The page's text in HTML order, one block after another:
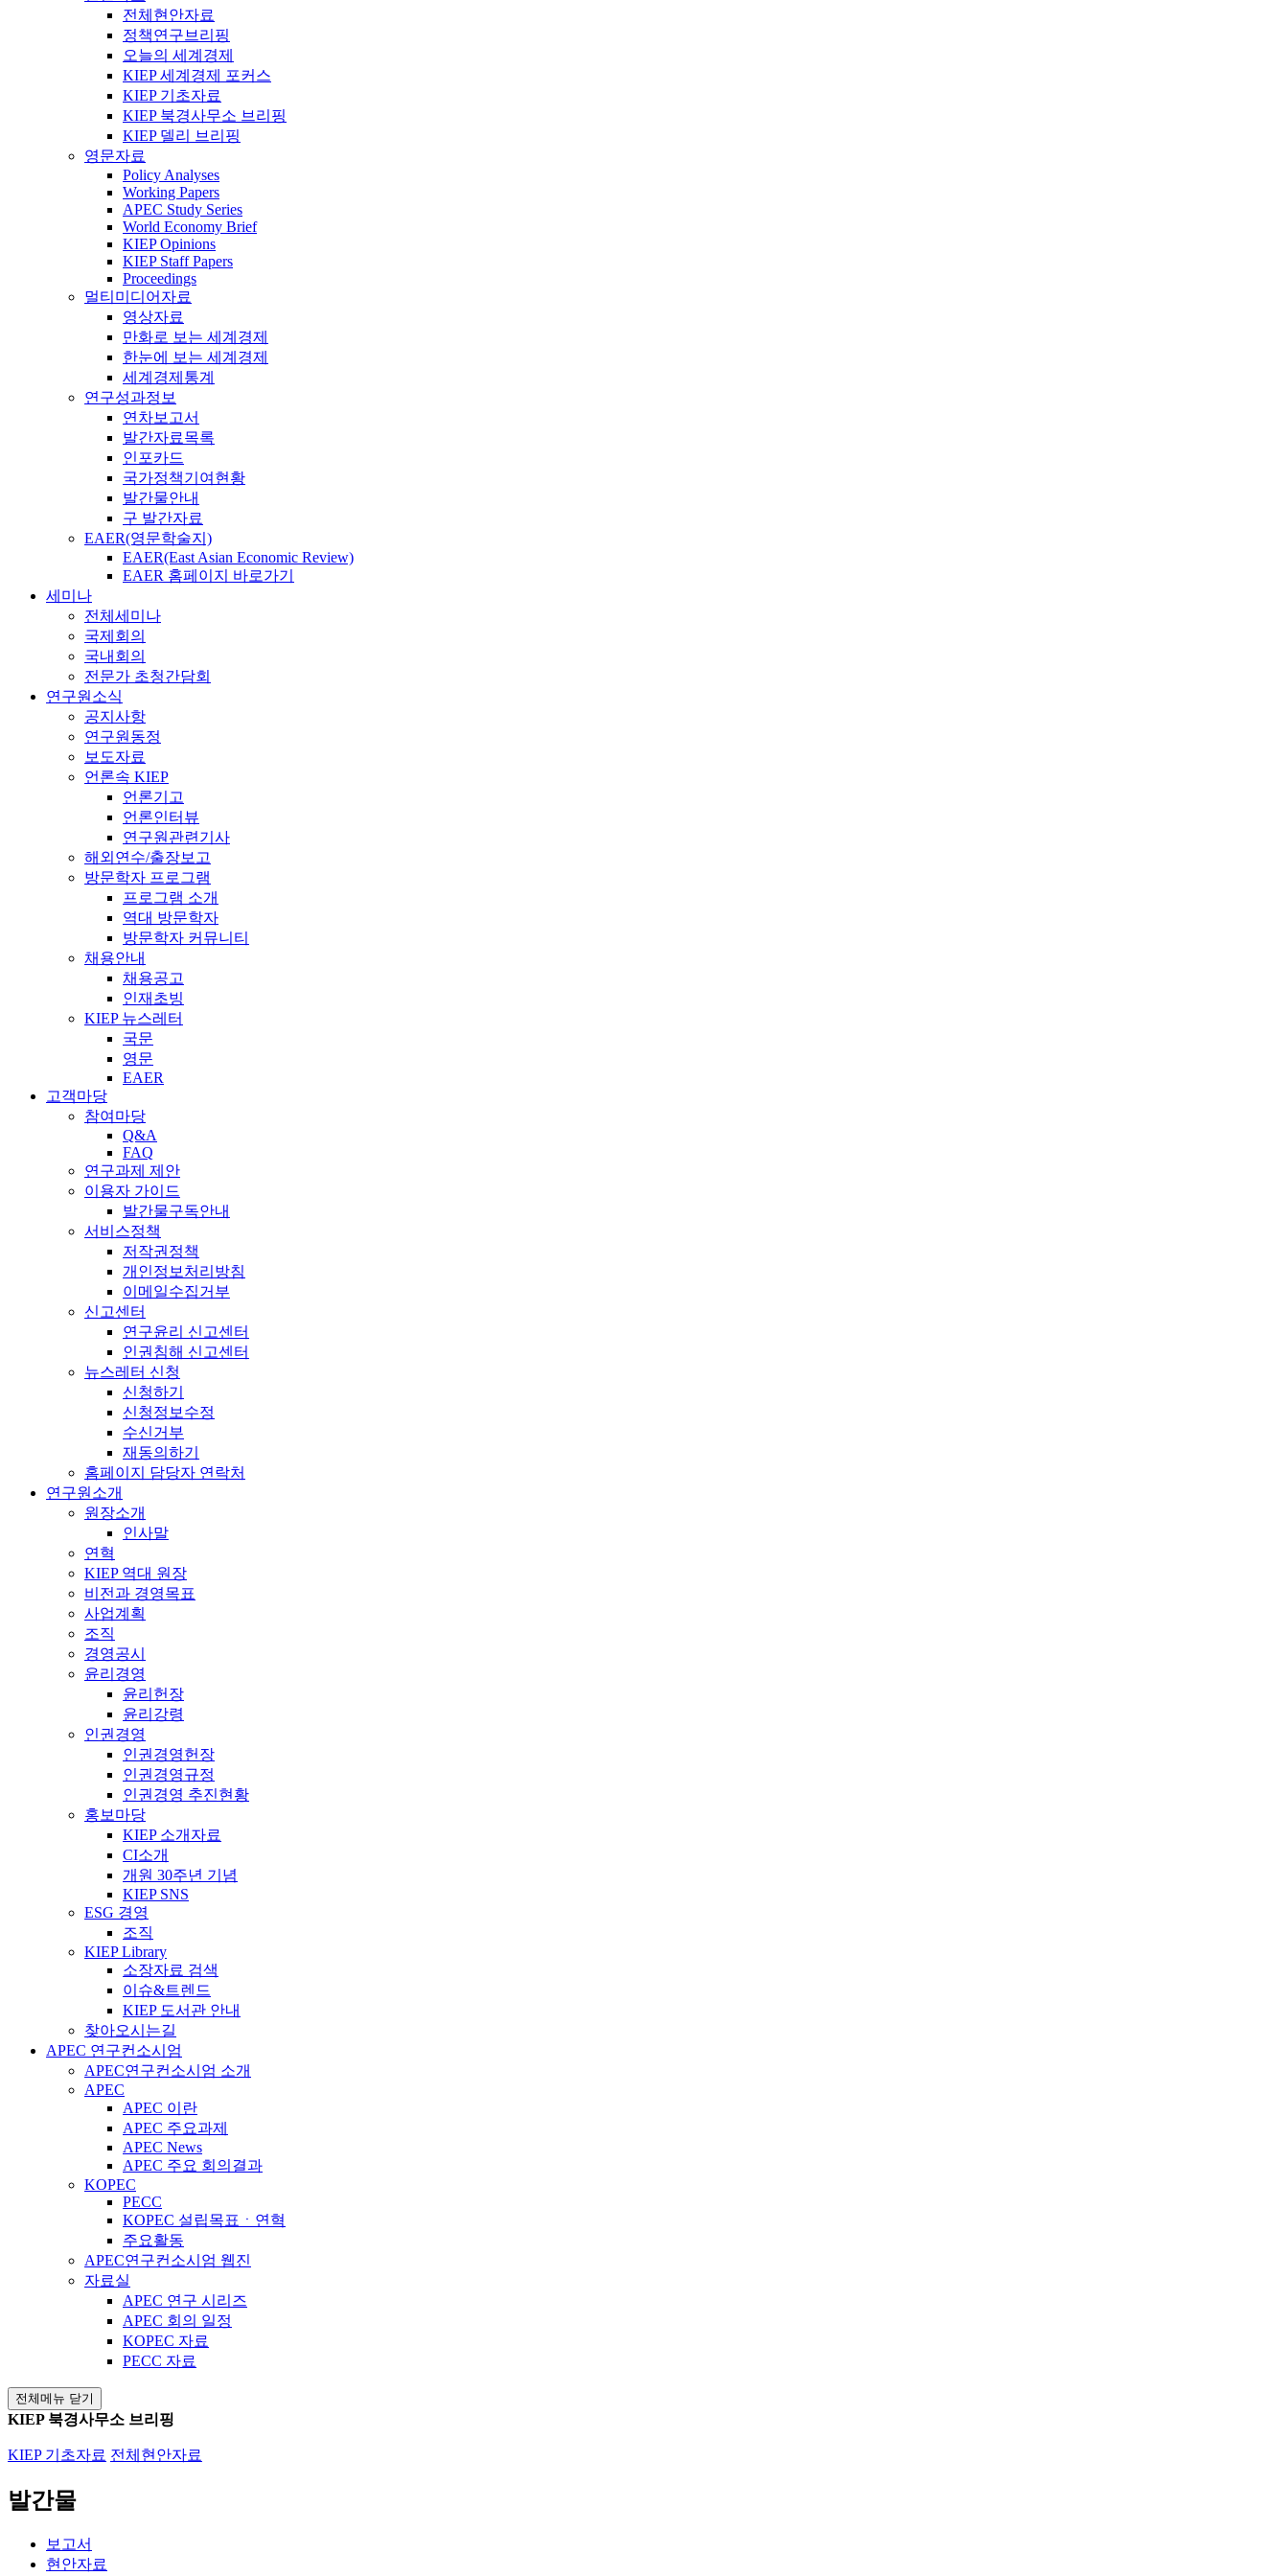
전체현안자료
정책연구브리핑
오늘의 세계경제
KIEP 세계경제 포커스
KIEP 기초자료
KIEP 북경사무소 브리핑
KIEP 델리 브리핑
영문자료
Policy Analyses
Working Papers
APEC Study Series
World Economy Brief
KIEP Opinions
KIEP Staff Papers
Proceedings
멀티미디어자료
영상자료
만화로 보는 세계경제
한눈에 보는 세계경제
세계경제통계
연구성과정보
연차보고서
발간자료목록
인포카드
국가정책기여현황
발간물안내
구 발간자료
EAER(영문학술지)
EAER(East Asian Economic Review)
EAER 홈페이지 바로가기
세미나
전체세미나
국제회의
국내회의
전문가 초청간담회
연구원소식
공지사항
연구원동정
보도자료
언론속 KIEP
언론기고
언론인터뷰
연구원관련기사
해외연수/출장보고
방문학자 프로그램
프로그램 소개
역대 방문학자
방문학자 커뮤니티
채용안내
채용공고
인재초빙
KIEP 뉴스레터
국문
영문
EAER
고객마당
참여마당
Q&A
FAQ
연구과제 제안
이용자 가이드
발간물구독안내
서비스정책
저작권정책
개인정보처리방침
이메일수집거부
신고센터
연구윤리 신고센터
인권침해 신고센터
뉴스레터 신청
신청하기
신청정보수정
수신거부
재동의하기
홈페이지 담당자 연락처
연구원소개
원장소개
인사말
연혁
KIEP 역대 원장
비전과 경영목표
사업계획
조직
경영공시
윤리경영
윤리헌장
윤리강령
인권경영
인권경영헌장
인권경영규정
인권경영 추진현황
홍보마당
KIEP 소개자료
CI소개
개원 30주년 기념
KIEP SNS
ESG 경영
조직
KIEP Library
소장자료 검색
이슈&트렌드
KIEP 도서관 안내
찾아오시는길
APEC 연구컨소시엄
APEC연구컨소시엄 소개
APEC
APEC 이란
APEC 주요과제
APEC News
APEC 주요 회의결과
KOPEC
PECC
KOPEC 설립목표ㆍ연혁
주요활동
APEC연구컨소시엄 웹진
자료실
APEC 연구 시리즈
APEC 회의 일정
KOPEC 자료
PECC 자료
전체메뉴 닫기
KIEP 북경사무소 브리핑
KIEP 기초자료 전체현안자료
발간물
보고서
현안자료